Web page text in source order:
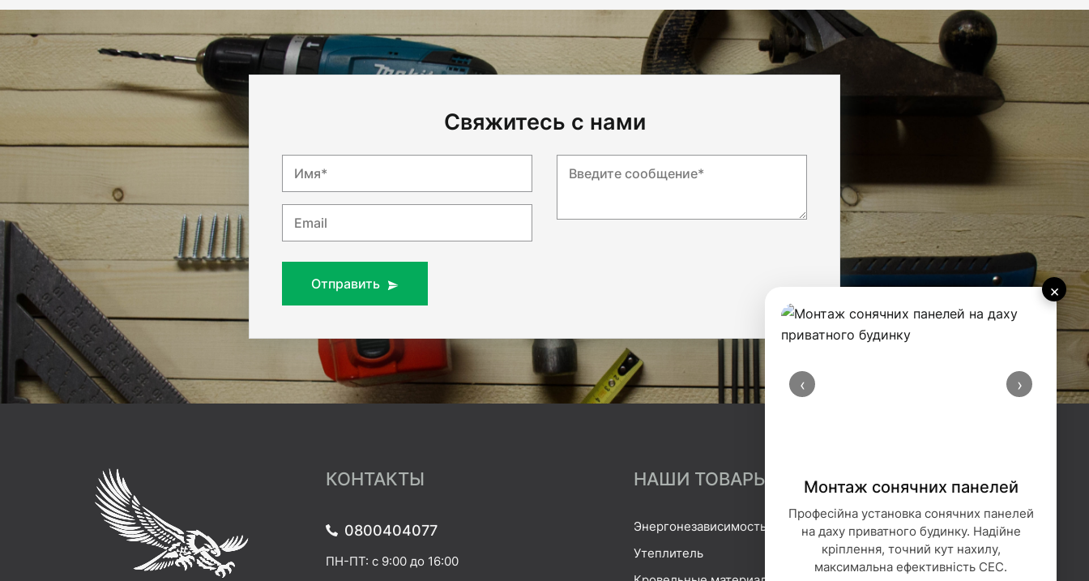
×
‹ ›
Монтаж сонячних панелей
Професійна установка сонячних панелей
на даху приватного будинку. Надійне
кріплення, точний кут нахилу,
максимальна ефективність СЕС.
Свяжитесь с нами
Имя*
Email
Введите сообщение*
Отправить
КОНТАКТЫ
0800404077
ПН-ПТ: с 9:00 до 16:00
НАШИ ТОВАРЫ
Энергонезависимость
Утеплитель
Гидроизоляция
Геотекстиль